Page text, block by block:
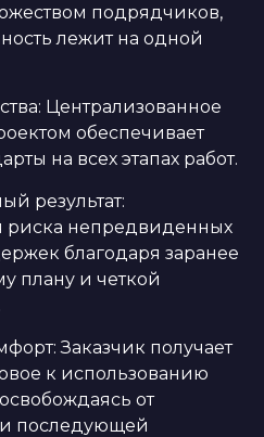
подрядчиков,
лежит на одной
Централизованное
обеспечивает
на всех этапах работ.
результат:
непредвиденных
благодаря заранее
плану и четкой
Заказчик получает
к использованию
от
последующей